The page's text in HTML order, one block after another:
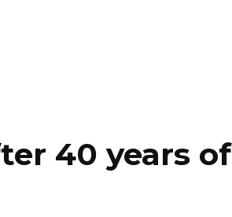
40 years of